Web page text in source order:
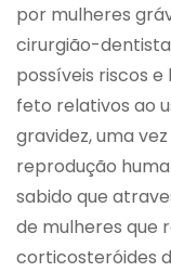
por mulheres
cirurgião-
possíveis riscos
feto relativos ao
gravidez, uma
reprodução
sabido que
de mulheres que
corticosteróides